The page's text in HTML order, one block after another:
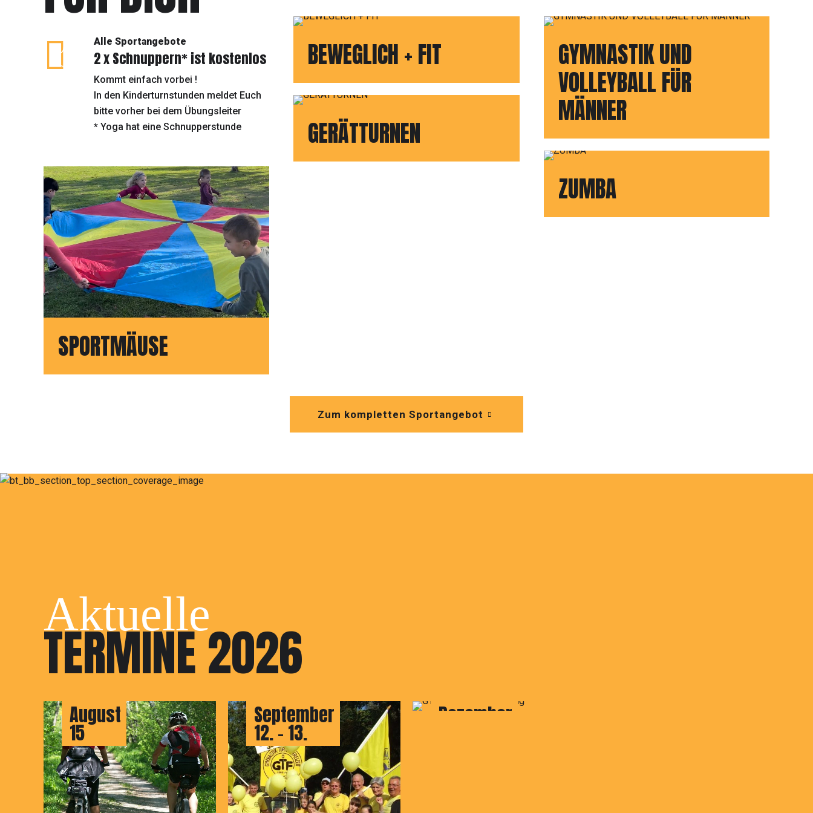
Der Sportverein in LU-Maudach
Entdecke Deine neue Leidenschaft
Alle Sportangebote
2 x Schnuppern* ist kostenlos
Kommt einfach vorbei !
In den Kinderturnstunden meldet Euch
bitte vorher bei dem Übungsleiter
* Yoga hat eine Schnupperstunde
SPORTMÄUSE
BEWEGLICH + FIT
GERÄTTURNEN
GYMNASTIK UND
VOLLEYBALL FÜR
MÄNNER
ZUMBA
Zum kompletten Sportangebot
Aktuelle
TERMINE 2026
August
15
September
12. - 13.
Dezember